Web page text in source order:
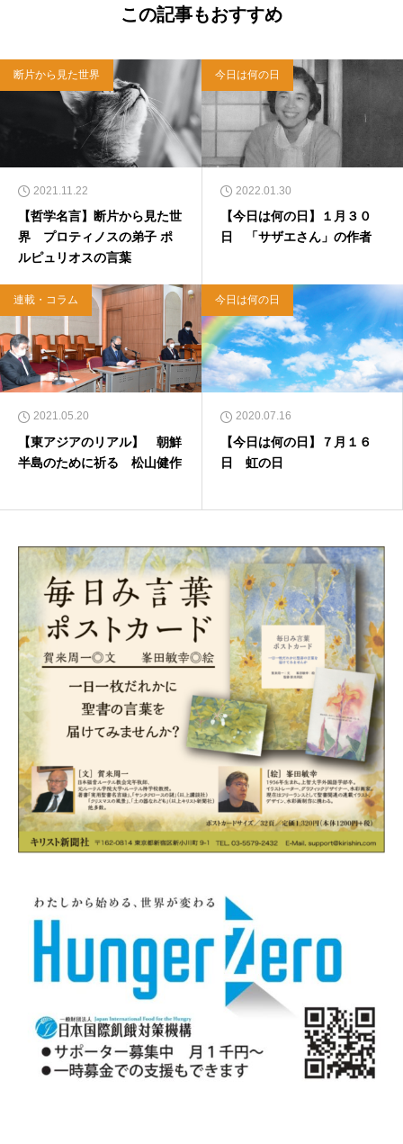
この記事もおすすめ
断片から見た世界
2021.11.22
【哲学名言】断片から見た世
界 プロティノスの弟子 ポ
ルピュリオスの言葉
今日は何の日
2022.01.30
【今日は何の日】１月３０
日 「サザエさん」の作者
連載・コラム
2021.05.20
【東アジアのリアル】 朝鮮
半島のために祈る 松山健作
今日は何の日
2020.07.16
【今日は何の日】７月１６
日 虹の日